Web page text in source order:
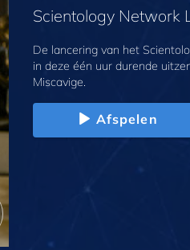
Scientology Network
De lancering van het
in deze één uur durende
Miscavige.
Afspelen